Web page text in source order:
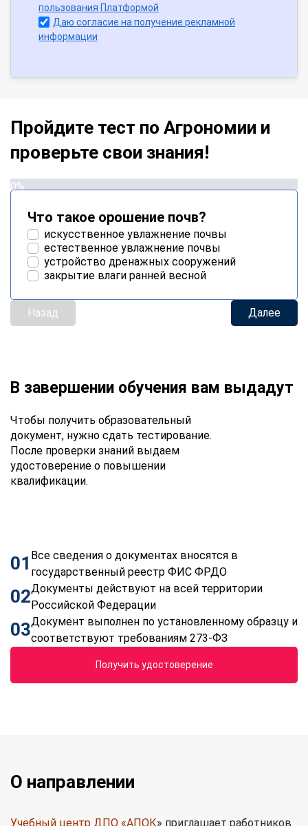
пользования Платформой
Даю согласие на получение рекламной
информации
Пройдите тест по Агрономии и
проверьте свои знания!
0%
Что такое орошение почв?
искусственное увлажнение почвы
естественное увлажнение почвы
устройство дренажных сооружений
закрытие влаги ранней весной
Назад Далее
В завершении обучения вам выдадут
Чтобы получить образовательный
документ, нужно сдать тестирование.
После проверки знаний выдаем
удостоверение о повышении
квалификации.
01 Все сведения о документах вносятся в
государственный реестр ФИС ФРДО
02Документы действуют на всей территории
Российской Федерации
03Документ выполнен по установленному образцу и
соответствуют требованиям 273-ФЗ
Получить удостоверение
О направлении
Учебный центр ДПО «АПОК» приглашает работников